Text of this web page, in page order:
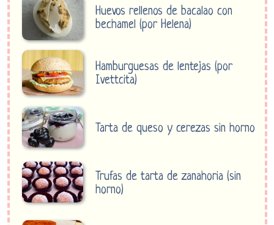
Huevos rellenos de bacalao con
bechamel (por Helena)
Hamburguesas de lentejas (por
Ivettcita)
Tarta de queso y cerezas sin horno
Trufas de tarta de zanahoria (sin
horno)